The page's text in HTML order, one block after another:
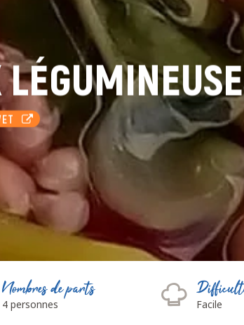
Nombres de parts
4 personnes Facile